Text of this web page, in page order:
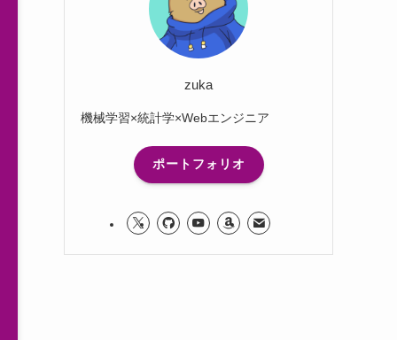
zuka
機械学習×統計学×Webエンジニア
ポートフォリオ